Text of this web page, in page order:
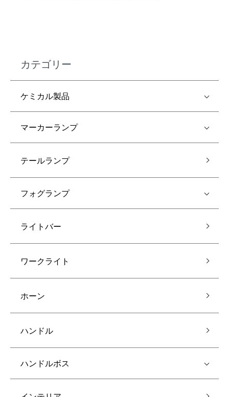
カテゴリー
ケミカル製品
マーカーランプ
テールランプ
フォグランプ
ライトバー
ワークライト
ホーン
ハンドル
ハンドルボス